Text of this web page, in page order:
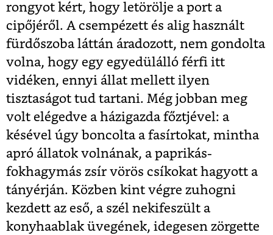
rongyot kért, hogy letörölje a port a
cipőjéről. A csempézett és alig használt
fürdőszoba láttán áradozott, nem gondolta
volna, hogy egy egyedülálló férfi itt
vidéken, ennyi állat mellett ilyen
tisztaságot tud tartani. Még jobban meg
volt elégedve a házigazda főztjével: a
késével úgy boncolta a fasírtokat, mintha
apró állatok volnának, a paprikás-
fokhagymás zsír vörös csíkokat hagyott a
tányérján. Közben kint végre zuhogni
kezdett az eső, a szél nekifeszült a
konyhaablak üvegének, idegesen zörgette